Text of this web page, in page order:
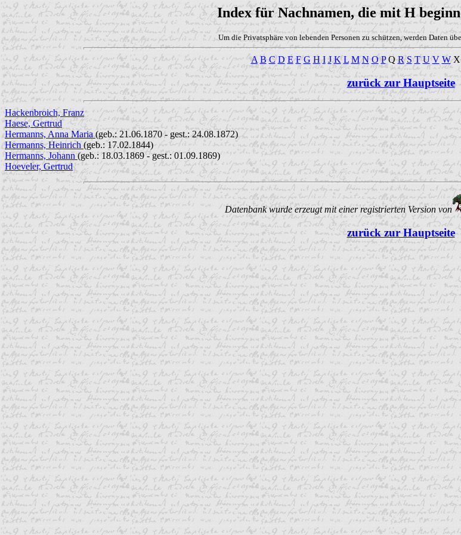
Index für Nachnamen, die mit H
Um die Privatsphäre von lebenden Personen zu schützen, werden Daten
A B C D E F G H I J K L M N O PQR S T U V WX
zurück zur Hauptseite
Hackenbroich, Franz
Haese, Gertrud
Hermanns, Anna Maria(geb.: 21.06.1870 - gest.: 24.08.1872)
Hermanns, Heinrich(geb.: 17.02.1844)
Hermanns, Johann(geb.: 18.03.1869 - gest.: 01.09.1869)
Hoeveler, Gertrud
Datenbank wurde erzeugt mit einer registrierten Version von
zurück zur Hauptseite